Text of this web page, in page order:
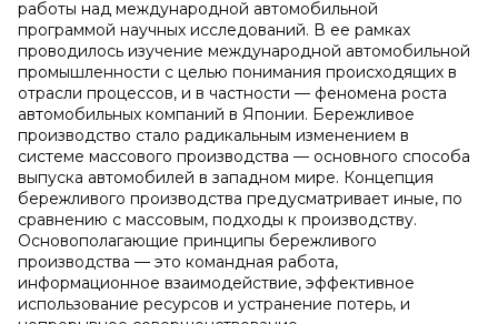
работы над международной автомобильной
программой научных исследований. В ее рамках
проводилось изучение международной автомобильной
промышленности с целью понимания происходящих в
отрасли процессов, и в частности — феномена роста
автомобильных компаний в Японии. Бережливое
производство стало радикальным изменением в
системе массового производства — основного способа
выпуска автомобилей в западном мире. Концепция
бережливого производства предусматривает иные, по
сравнению с массовым, подходы к производству.
Основополагающие принципы бережливого
производства — это командная работа,
информационное взаимодействие, эффективное
использование ресурсов и устранение потерь, и